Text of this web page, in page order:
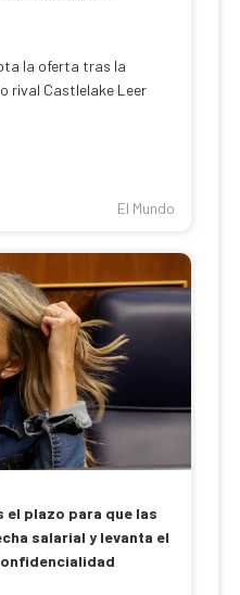
la oferta tras la
rival Castlelake Leer
El Mundo
el plazo para que las
salarial y levanta el